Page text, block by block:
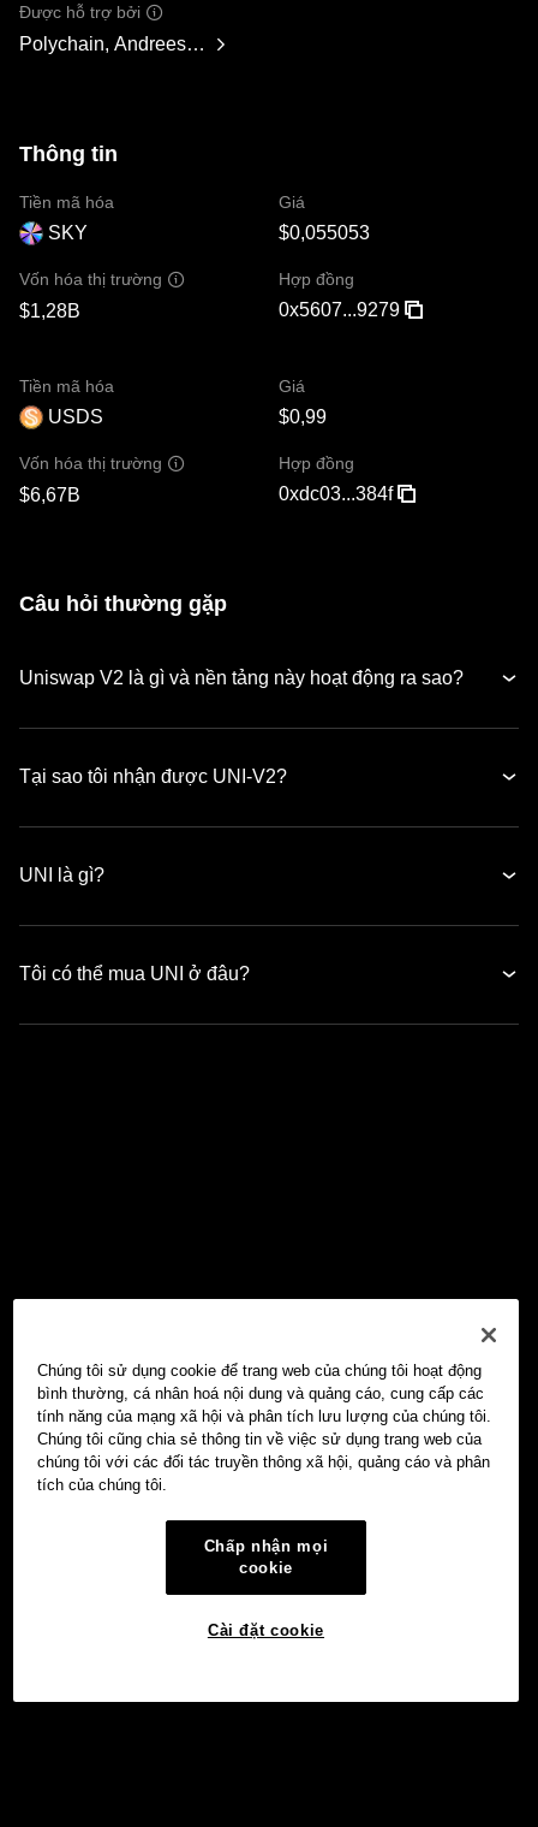
Được hỗ trợ bởi
Polychain, Andreessen Horowitz, Paradigm, Variant Fund,
Thông tin
Tiền mã hóa
SKY
Giá
$0,055053
Vốn hóa thị trường
$1,28B
Hợp đồng
0x5607...9279
Tiền mã hóa
USDS
Giá
$0,99
Vốn hóa thị trường
$6,67B
Hợp đồng
0xdc03...384f
Câu hỏi thường gặp
Uniswap V2 là gì và nền tảng này hoạt động ra sao?
Tại sao tôi nhận được UNI-V2?
UNI là gì?
Tôi có thể mua UNI ở đâu?
Chúng tôi sử dụng cookie để trang web của chúng tôi hoạt động
bình thường, cá nhân hoá nội dung và quảng cáo, cung cấp các
tính năng của mạng xã hội và phân tích lưu lượng của chúng tôi.
Chúng tôi cũng chia sẻ thông tin về việc sử dụng trang web của
chúng tôi với các đối tác truyền thông xã hội, quảng cáo và phân
tích của chúng tôi.
Chấp nhận mọi
cookie
Cài đặt cookie